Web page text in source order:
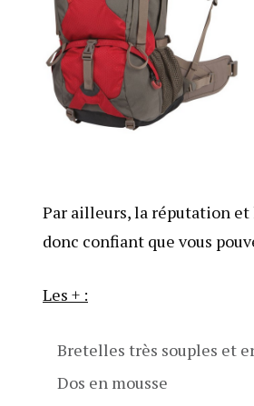
Par ailleurs, la réputation et
donc confiant que vous
Les + :
Bretelles très souples et
Dos en mousse